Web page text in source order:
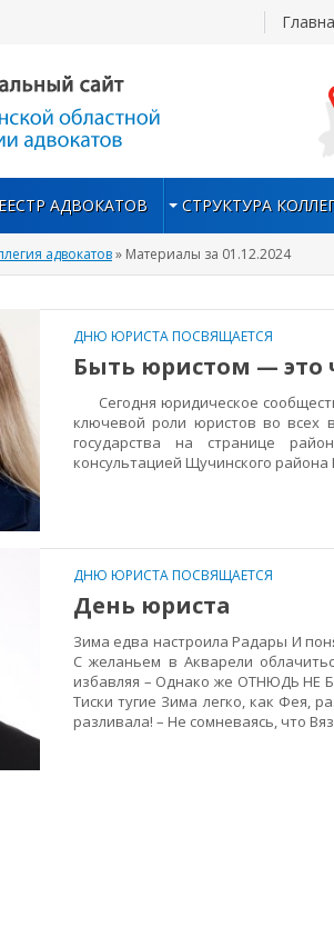
АДВОКАТОВ СТРУКТУРА
адвокатов» Материалы за 01.12.2024
ДНЮ ЮРИСТА ПОСВЯЩАЕТСЯ
Быть юристом — это
Сегодня юридическое
ключевой роли юристов во всех
государства на странице
консультацией Щучинского
ДНЮ ЮРИСТА ПОСВЯЩАЕТСЯ
День юриста
Зима едва настроила Радары И
С желаньем в Акварели
избавляя – Однако же ОТНЮДЬ НЕ
Тиски тугие Зима легко, как
разливала! – Не сомневаясь, что